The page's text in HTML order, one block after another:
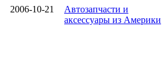
2006-10-21
Автозапчасти и
аксессуары из Америки